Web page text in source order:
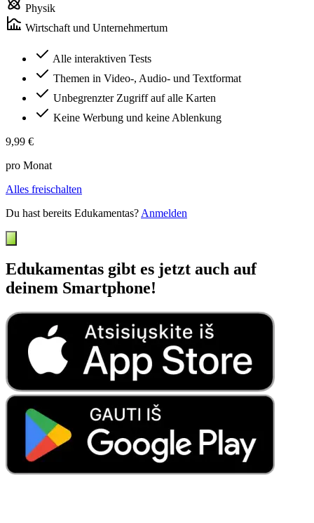
Physik
Wirtschaft und Unternehmertum
Alle interaktiven Tests
Themen in Video-, Audio- und Textformat
Unbegrenzter Zugriff auf alle Karten
Keine Werbung und keine Ablenkung
9,99 €
pro Monat
Alles freischalten
Du hast bereits Edukamentas? Anmelden
Edukamentas gibt es jetzt auch auf
deinem Smartphone!